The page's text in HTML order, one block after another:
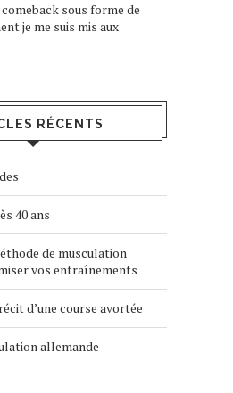
sous forme de
je me suis mis aux
RÉCENTS
40 ans
de musculation
vos entraînements
d’une course avortée
allemande